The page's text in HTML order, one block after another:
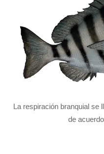
La respiración branquial se
de